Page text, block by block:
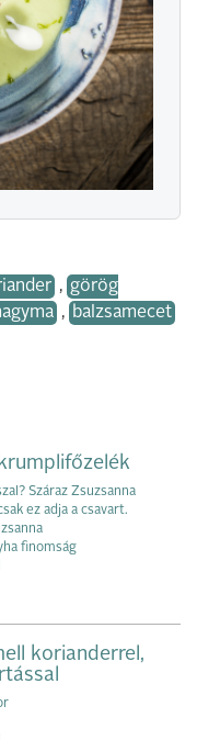
, görög
, balzsamecet
Száraz Zsuzsanna
ez adja a csavart.
finomság
korianderrel,